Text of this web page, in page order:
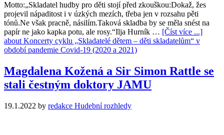
Motto:„Skladatel hudby pro děti stojí před zkouškou:Dokaž, žes
projevil nápaditost i v úzkých mezích, třeba jen v rozsahu pěti
tónů.Ne však pracně, násilím.Taková skladba by se měla snést na
papír ne jako kapka potu, ale rosy.“Ilja Hurník … [Číst více ...]
about Koncerty cyklu „Skladatelé dětem – děti skladatelům“ v
období pandemie Covid-19 (2020 a 2021)
Magdalena Kožená a Sir Simon Rattle se
stali čestným doktory JAMU
19.1.2022 by redakce Hudební rozhledy